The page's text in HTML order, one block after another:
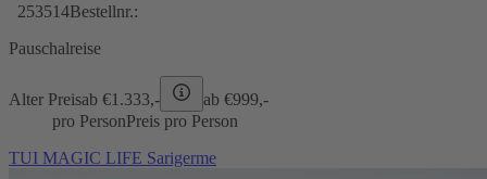
253514Bestellnr.:
Pauschalreise
Alter Preisab €1.333,- ab €999,-
pro PersonPreis pro Person
TUI MAGIC LIFE Sarigerme